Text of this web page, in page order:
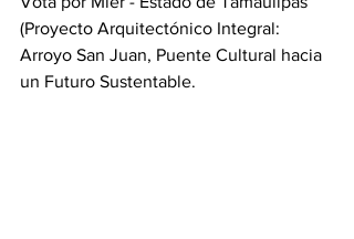
(Proyecto Arquitectónico Integral:
Arroyo San Juan, Puente Cultural hacia
un Futuro Sustentable.